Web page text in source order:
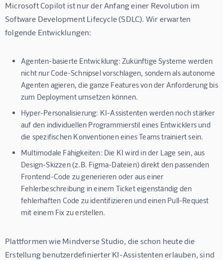
Microsoft Copilot ist nur der Anfang einer Revolution im
Software Development Lifecycle (SDLC). Wir erwarten
folgende Entwicklungen:
Agenten-basierte Entwicklung: Zukünftige Systeme werden
nicht nur Code-Schnipsel vorschlagen, sondern als autonome
Agenten agieren, die ganze Features von der Anforderung bis
zum Deployment umsetzen können.
Hyper-Personalisierung: KI-Assistenten werden noch stärker
auf den individuellen Programmierstil eines Entwicklers und
die spezifischen Konventionen eines Teams trainiert sein.
Multimodale Fähigkeiten: Die KI wird in der Lage sein, aus
Design-Skizzen (z.B. Figma-Dateien) direkt den passenden
Frontend-Code zu generieren oder aus einer
Fehlerbeschreibung in einem Ticket eigenständig den
fehlerhaften Code zu identifizieren und einen Pull-Request
mit einem Fix zu erstellen.
Plattformen wie Mindverse Studio, die schon heute die
Erstellung benutzerdefinierter KI-Assistenten erlauben, sind